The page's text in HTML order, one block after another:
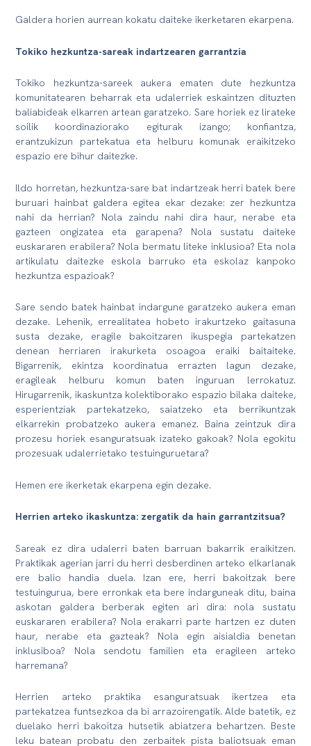
Galdera horien aurrean kokatu daiteke ikerketaren ekarpena.
Tokiko hezkuntza-sareak indartzearen garrantzia
Tokiko hezkuntza-sareek aukera ematen dute hezkuntza
komunitatearen beharrak eta udalerriek eskaintzen dituzten
baliabideak elkarren artean garatzeko. Sare horiek ez lirateke
soilik koordinaziorako egiturak izango; konfiantza,
erantzukizun partekatua eta helburu komunak eraikitzeko
espazio ere bihur daitezke.
Ildo horretan, hezkuntza-sare bat indartzeak herri batek bere
buruari hainbat galdera egitea ekar dezake: zer hezkuntza
nahi da herrian? Nola zaindu nahi dira haur, nerabe eta
gazteen ongizatea eta garapena? Nola sustatu daiteke
euskararen erabilera? Nola bermatu liteke inklusioa? Eta nola
artikulatu daitezke eskola barruko eta eskolaz kanpoko
hezkuntza espazioak?
Sare sendo batek hainbat indargune garatzeko aukera eman
dezake. Lehenik, errealitatea hobeto irakurtzeko gaitasuna
susta dezake, eragile bakoitzaren ikuspegia partekatzen
denean herriaren irakurketa osoagoa eraiki baitaiteke.
Bigarrenik, ekintza koordinatua errazten lagun dezake,
eragileak helburu komun baten inguruan lerrokatuz.
Hirugarrenik, ikaskuntza kolektiborako espazio bilaka daiteke,
esperientziak partekatzeko, saiatzeko eta berrikuntzak
elkarrekin probatzeko aukera emanez. Baina zeintzuk dira
prozesu horiek esanguratsuak izateko gakoak? Nola egokitu
prozesuak udalerrietako testuinguruetara?
Hemen ere ikerketak ekarpena egin dezake.
Herrien arteko ikaskuntza: zergatik da hain garrantzitsua?
Sareak ez dira udalerri baten barruan bakarrik eraikitzen.
Praktikak agerian jarri du herri desberdinen arteko elkarlanak
ere balio handia duela. Izan ere, herri bakoitzak bere
testuingurua, bere erronkak eta bere indarguneak ditu, baina
askotan galdera berberak egiten ari dira: nola sustatu
euskararen erabilera? Nola erakarri parte hartzen ez duten
haur, nerabe eta gazteak? Nola egin aisialdia benetan
inklusiboa? Nola sendotu familien eta eragileen arteko
harremana?
Herrien arteko praktika esanguratsuak ikertzea eta
partekatzea funtsezkoa da bi arrazoirengatik. Alde batetik, ez
duelako herri bakoitza hutsetik abiatzera behartzen. Beste
leku batean probatu den zerbaitek pista baliotsuak eman